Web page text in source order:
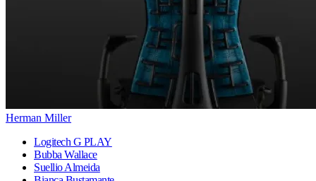
Herman Miller
Logitech G PLAY
Bubba Wallace
Suellio Almeida